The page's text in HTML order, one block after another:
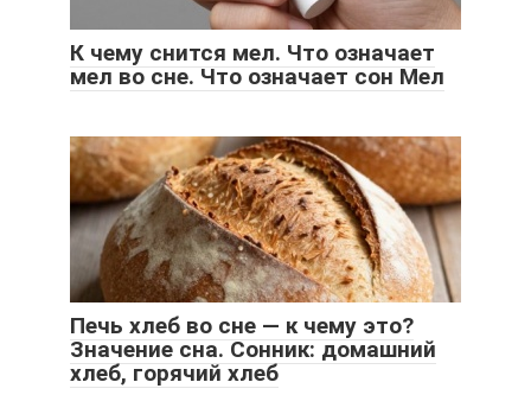
К чему снится мел. Что означает
мел во сне. Что означает сон Мел
Печь хлеб во сне — к чему это?
Значение сна. Сонник: домашний
хлеб, горячий хлеб